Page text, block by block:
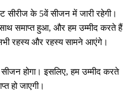
सीरीज के 5वें सीजन में जारी रहेगी।
समाप्त हुआ, और हम उम्मीद करते हैं
रहस्य और रहस्य सामने आएंगे।
होगा। इसलिए, हम उम्मीद करते
हो जाएगी।